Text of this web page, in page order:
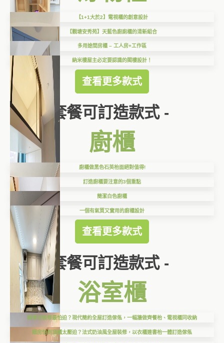
【1+1大於2】電視櫃的創意設計
【觀塘安秀苑】天藍色廚廁櫃的清新組合
多用途間房櫃 – 工人房+工作區
納米樓屋主必定要認識的閣樓設計！
查看更多款式
套餐可訂造款式 -
廚櫃
廚櫃做黑色石英枱面絕對值得!
訂造廚櫃要注意的3個重點
簡潔白色廚櫃
一個有氣質又實用的廚櫃設計
查看更多款式
套餐可訂造款式 -
浴室櫃
細單位裝修最怕迫？現代簡約全屋訂造傢俬，一幅牆做齊餐枱、電視櫃同收納
細房怕到頂櫃太壓迫？法式奶油風全屋裝修，以衣櫃連書枱一體訂造傢俬